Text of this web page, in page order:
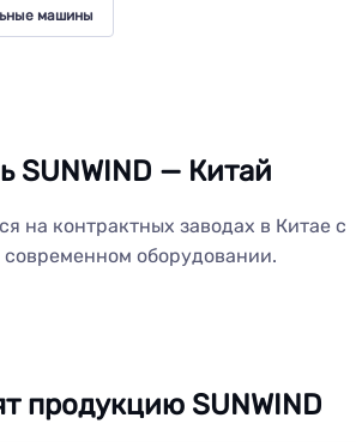
машины
SUNWIND — Китай
на контрактных заводах в Китае с
оборудовании.
продукцию SUNWIND